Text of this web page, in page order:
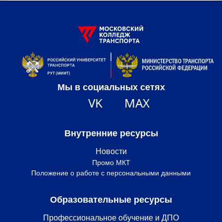
Мы в социальных сетях
VK MAX
Внутренние ресурсы
Новости
Промо МКТ
Положение о работе с персональными данными
Образовательные ресурсы
Профессиональное обучение и ДПО